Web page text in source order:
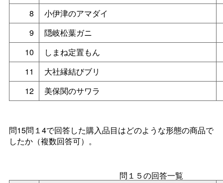
8
小伊津のアマダイ
9
隠岐松葉ガニ
10
しまね定置もん
11
大社縁結びブリ
12
美保関のサワラ
問15問１4で回答した購入品目はどのような形態の商品で
したか（複数回答可）。
問１５の回答一覧